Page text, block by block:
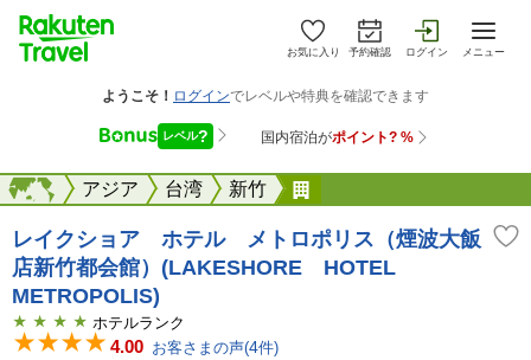
お気に入り 予約確認 ログイン メニュー
海外アジア 台湾 新竹
海外
レイクショア ホテル メトロポリス（煙波大飯
店新竹都会館）(LAKESHORE HOTEL
METROPOLIS)
ホテルランク
4.00 お客さまの声(4件)